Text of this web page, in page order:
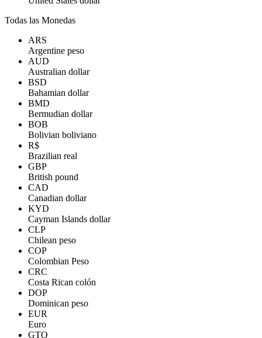
Todas las Monedas
ARS
Argentine peso
AUD
Australian dollar
BSD
Bahamian dollar
BMD
Bermudian dollar
BOB
Bolivian boliviano
R$
Brazilian real
GBP
British pound
CAD
Canadian dollar
KYD
Cayman Islands dollar
CLP
Chilean peso
COP
Colombian Peso
CRC
Costa Rican colón
DOP
Dominican peso
EUR
Euro
GTQ